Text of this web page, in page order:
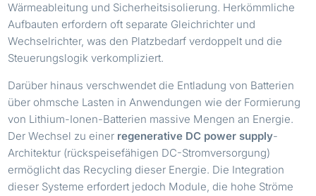
Wärmeableitung und Sicherheitsisolierung. Herkömmliche
Aufbauten erfordern oft separate Gleichrichter und
Wechselrichter, was den Platzbedarf verdoppelt und die
Steuerungslogik verkompliziert.
Darüber hinaus verschwendet die Entladung von Batterien
über ohmsche Lasten in Anwendungen wie der Formierung
von Lithium-Ionen-Batterien massive Mengen an Energie.
Der Wechsel zu einer regenerative DC power supply-
Architektur (rückspeisefähigen DC-Stromversorgung)
ermöglicht das Recycling dieser Energie. Die Integration
dieser Systeme erfordert jedoch Module, die hohe Ströme